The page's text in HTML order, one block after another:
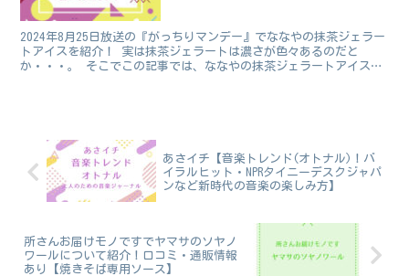
2024年8月25日放送の『がっちりマンデー』でななやの抹茶ジェラー
トアイスを紹介！ 実は抹茶ジェラートは濃さが色々あるのだと
か・・・。 そこでこの記事では、ななやの抹茶ジェラートアイスの
あさイチ【音楽トレンド(オトナル)！バ
イラルヒット・NPRタイニーデスクジャパ
ンなど新時代の音楽の楽しみ方】
所さんお届けモノですでヤマサのソヤノ
ワールについて紹介！口コミ・通販情報
あり【焼きそば専用ソース】